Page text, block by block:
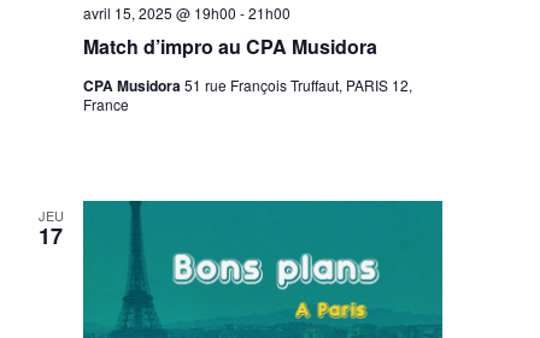
Match d’impro au CPA Musidora
avril 15, 2025 @ 19h00 -21h00
CPA Musidora51 rue François Truffaut, PARIS 12,
France
JEU
17